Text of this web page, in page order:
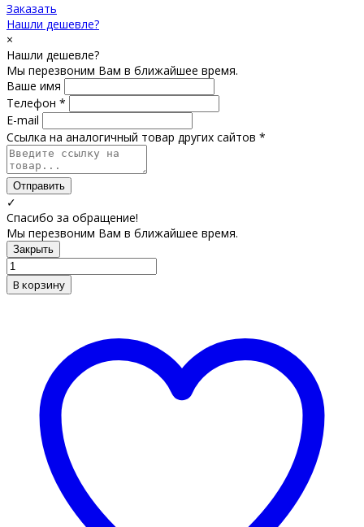
Заказать
Нашли дешевле?
×
Нашли дешевле?
Мы перезвоним Вам в ближайшее время.
Ваше имя
Телефон *
E-mail
Ссылка на аналогичный товар других сайтов *
Отправить
✓
Спасибо за обращение!
Мы перезвоним Вам в ближайшее время.
Закрыть
В корзину